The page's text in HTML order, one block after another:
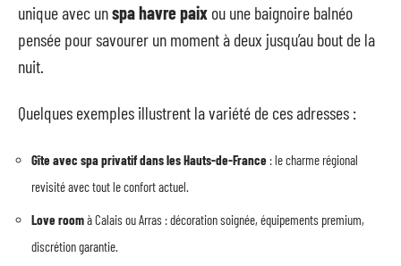
unique avec unspa havre paix ou une baignoire balnéo
pensée pour savourer un moment à deux jusqu’au bout de la
nuit.
Quelques exemples illustrent la variété de ces adresses :
Gîte avec spa privatif dans les Hauts-de-France : le charme régional
revisité avec tout le confort actuel.
Love roomà Calais ou Arras : décoration soignée, équipements premium,
discrétion garantie.